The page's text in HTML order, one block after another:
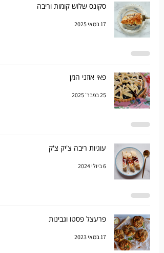
סקונס שלוש קומות וריבה
17 במאי 2025
פאי אוזני המן
25 בפבר׳ 2025
עוגיות ריבה צ'יק צ'ק
6 ביולי 2024
פרעצל פסטו וגבינות
17 במאי 2023